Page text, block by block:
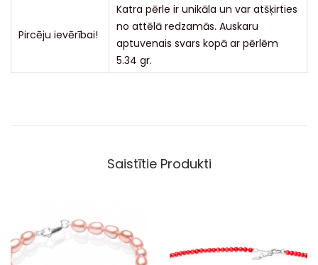
Pircēju ievērībai!
Katra pērle ir unikāla un var atšķirties
no attēlā redzamās. Auskaru
aptuvenais svars kopā ar pērlēm
5.34 gr.
Saistītie Produkti